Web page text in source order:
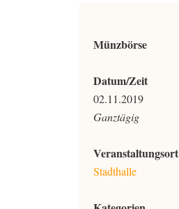
Münzbörse
Datum/Zeit
02.11.2019
Ganztägig
Veranstaltungsort
Stadthalle